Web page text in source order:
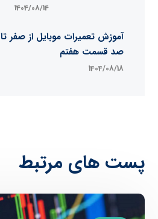
1404/08/14
آموزش تعمیرات موبایل از صفر تا
صد قسمت هفتم
1404/08/18
پست های مرتبط